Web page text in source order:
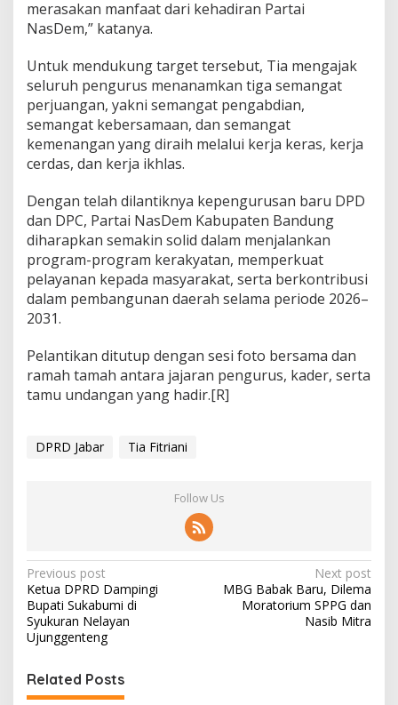
merasakan manfaat dari kehadiran Partai
NasDem,” katanya.
Untuk mendukung target tersebut, Tia mengajak
seluruh pengurus menanamkan tiga semangat
perjuangan, yakni semangat pengabdian,
semangat kebersamaan, dan semangat
kemenangan yang diraih melalui kerja keras, kerja
cerdas, dan kerja ikhlas.
Dengan telah dilantiknya kepengurusan baru DPD
dan DPC, Partai NasDem Kabupaten Bandung
diharapkan semakin solid dalam menjalankan
program-program kerakyatan, memperkuat
pelayanan kepada masyarakat, serta berkontribusi
dalam pembangunan daerah selama periode 2026–
2031.
Pelantikan ditutup dengan sesi foto bersama dan
ramah tamah antara jajaran pengurus, kader, serta
tamu undangan yang hadir.[R]
DPRD Jabar Tia Fitriani
Follow Us
P
o
s
t
n
Previous post
Ketua DPRD Dampingi
Bupati Sukabumi di
Syukuran Nelayan
Ujunggenteng
Next post
MBG Babak Baru, Dilema
Moratorium SPPG dan
Nasib Mitra
Related Posts